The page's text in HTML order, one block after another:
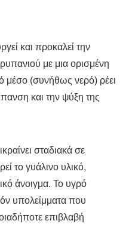
και προκαλεί την
με μια ορισμένη
μέσο (συνήθως νερό) ρέει
και την ψύξη της
σταδιακά σε
το γυάλινο υλικό,
άνοιγμα. Το υγρό
υπολείμματα που
επιβλαβή